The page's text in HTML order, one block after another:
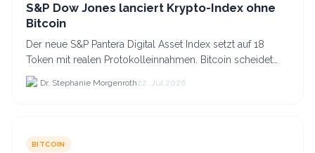
S&P Dow Jones lanciert Krypto-Index ohne
Bitcoin
Der neue S&P Pantera Digital Asset Index setzt auf 18
Token mit realen Protokolleinnahmen. Bitcoin scheidet
aufgrund fehlender Erträge für Halter aus dem.
Dr. Stephanie Morgenroth22. Jul 2026
BITCOIN